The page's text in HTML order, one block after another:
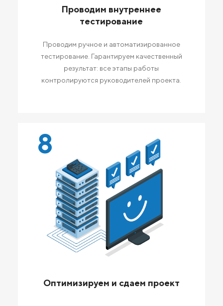
Проводим внутреннее
тестирование
Проводим ручное и автоматизированное
тестирование. Гарантируем качественный
результат: все этапы работы
контролируются руководителей проекта.
8
Оптимизируем и сдаем проект